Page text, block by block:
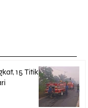
15 Titik